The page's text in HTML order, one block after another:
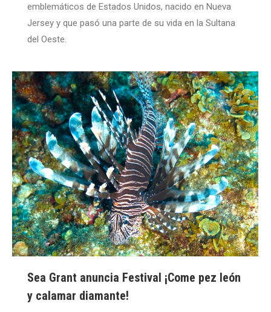
emblemáticos de Estados Unidos, nacido en Nueva
Jersey y que pasó una parte de su vida en la Sultana
del Oeste.
Sea Grant anuncia Festival ¡Come pez león
y calamar diamante!